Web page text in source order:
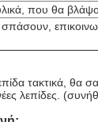
που θα
τακτικά, θα
λεπίδες.